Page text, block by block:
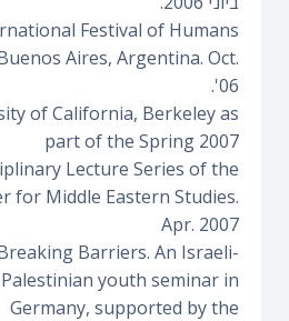
Festival of Humans
Aires, Argentina. Oct.
'06.
of California, Berkeley as
part of the Spring 2007
Lecture Series of the
for Middle Eastern Studies.
Apr. 2007
Barriers. An Israeli-
Palestinian youth seminar in
Germany, supported by the